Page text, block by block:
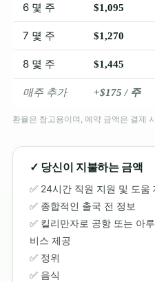
6 몇 주 $1,095
7 몇 주 $1,270
8 몇 주 $1,445
매주 추가 +$175 / 주
환율은 참고용이며, 예약 금액은 결제
✓ 당신이 지불하는 금액
24시간 직원 지원 및 도움
종합적인 출국 전 정보
킬리만자로 공항 또는 아
비스 제공
정위
음식